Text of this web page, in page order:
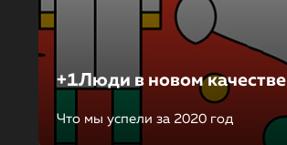
+1Люди в новом качестве
Что мы успели за 2020 год